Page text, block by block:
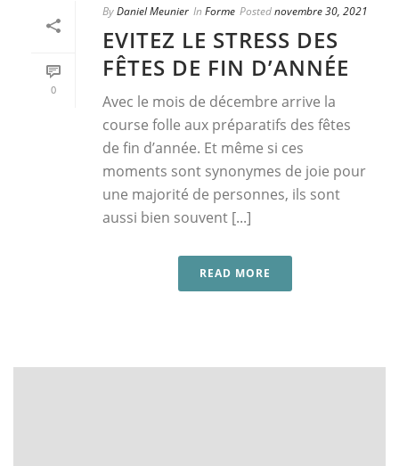
0
ByDaniel Meunier In Forme Postednovembre 30, 2021
EVITEZ LE STRESS DES
FÊTES DE FIN D’ANNÉE
Avec le mois de décembre arrive la
course folle aux préparatifs des fêtes
de fin d’année. Et même si ces
moments sont synonymes de joie pour
une majorité de personnes, ils sont
aussi bien souvent [...]
READ MORE